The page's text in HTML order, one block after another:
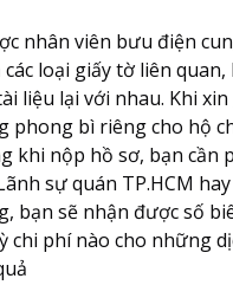
nhân viên bưu điện
loại giấy tờ liên
liệu lại với nhau. Khi
phong bì riêng cho hộ
khi nộp hồ sơ, bạn cần
sự quán TP.HCM
bạn sẽ nhận được số
chi phí nào cho những